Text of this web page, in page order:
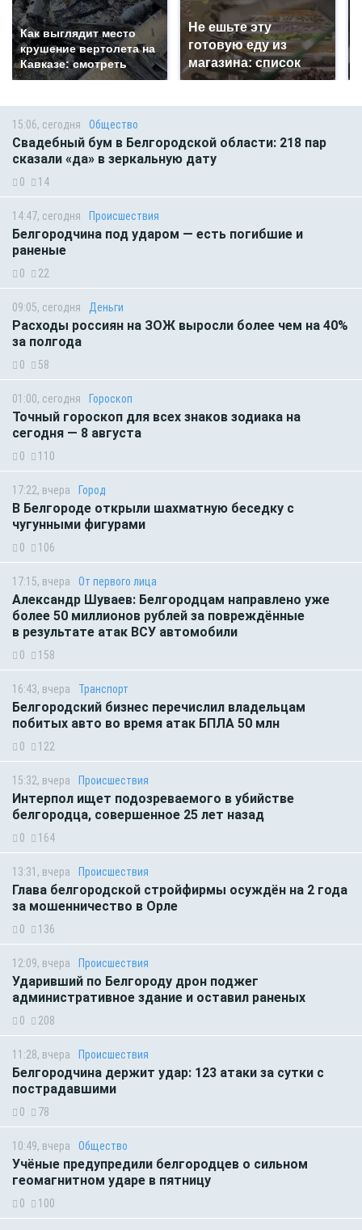
Как выглядит место
крушение вертолета на
Кавказе: смотреть
Не ешьте эту
готовую еду из
магазина: список
15:06, сегодня Общество
Свадебный бум в Белгородской области: 218 пар
сказали «да» в зеркальную дату
0 14
14:47, сегодня Происшествия
Белгородчина под ударом — есть погибшие и
раненые
0 22
09:05, сегодня Деньги
Расходы россиян на ЗОЖ выросли более чем на 40%
за полгода
0 58
01:00, сегодня Гороскоп
Точный гороскоп для всех знаков зодиака на
сегодня — 8 августа
0 110
17:22, вчера Город
В Белгороде открыли шахматную беседку с
чугунными фигурами
0 106
17:15, вчера От первого лица
Александр Шуваев: Белгородцам направлено уже
более 50 миллионов рублей за повреждённые
в результате атак ВСУ автомобили
0 158
16:43, вчера Транспорт
Белгородский бизнес перечислил владельцам
побитых авто во время атак БПЛА 50 млн
0 122
15:32, вчера Происшествия
Интерпол ищет подозреваемого в убийстве
белгородца, совершенное 25 лет назад
0 164
13:31, вчера Происшествия
Глава белгородской стройфирмы осуждён на 2 года
за мошенничество в Орле
0 136
12:09, вчера Происшествия
Ударивший по Белгороду дрон поджег
административное здание и оставил раненых
0 208
11:28, вчера Происшествия
Белгородчина держит удар: 123 атаки за сутки с
пострадавшими
0 78
10:49, вчера Общество
Учёные предупредили белгородцев о сильном
геомагнитном ударе в пятницу
0 100